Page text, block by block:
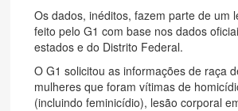
Os dados, inéditos, fazem parte de um
feito pelo G1 com base nos dados
estados e do Distrito Federal.
O G1 solicitou as informações de raça
mulheres que foram vítimas de
(incluindo feminicídio), lesão corporal